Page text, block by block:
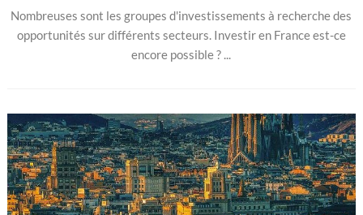
Nombreuses sont les groupes d'investissements à recherche des
opportunités sur différents secteurs. Investir en France est-ce
encore possible ? ...